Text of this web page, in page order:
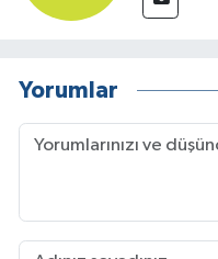
Yorumlar